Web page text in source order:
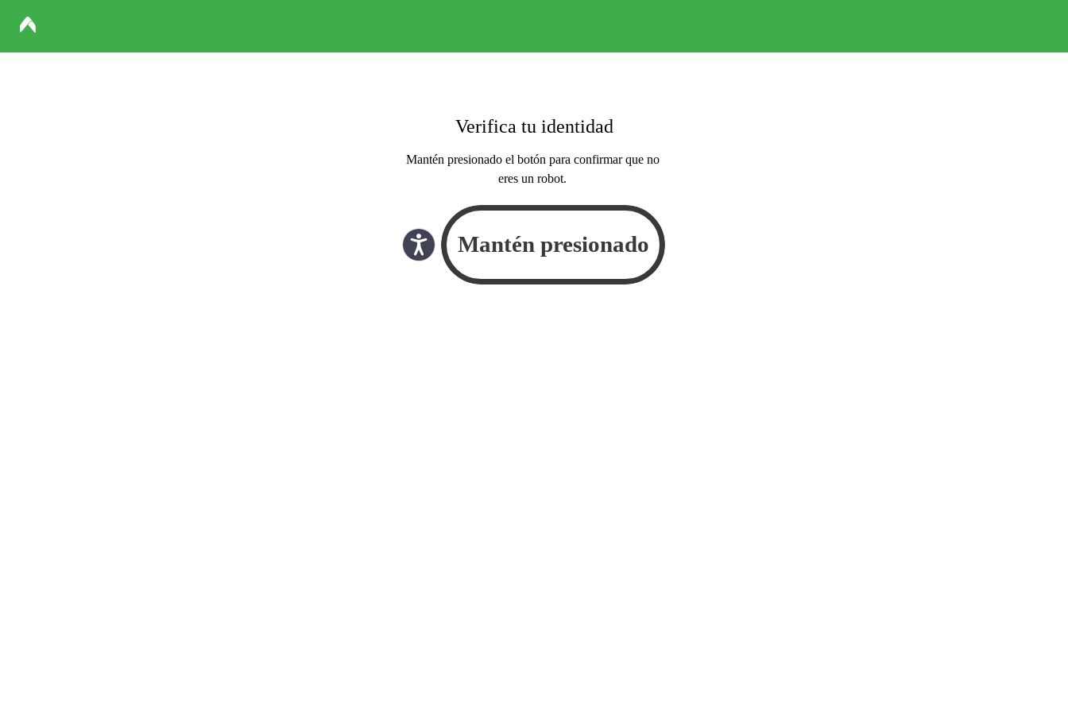
Verifica tu identidad
Mantén presionado el botón para confirmar que no
eres un robot.